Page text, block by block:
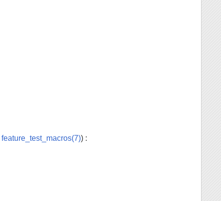
feature_test_macros(7)) :